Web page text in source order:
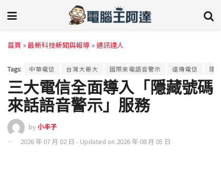
首頁 »最新科技新聞與報導 »通訊達人
Tags: 中華電信 台灣大哥大 國際來電語音警示 遠傳電信 隱
三大電信全面導入「隱藏號碼
來話語音警示」服務
by小丰子
2026 年 07 月 02 日 - Updated on 2026 年 08 月 05 日